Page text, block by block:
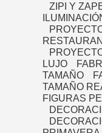
ZIPI Y
LUJO
TAMAÑO
TAMAÑO
FIGURAS